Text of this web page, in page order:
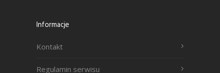
Informacje
Kontakt
Regulamin serwisu